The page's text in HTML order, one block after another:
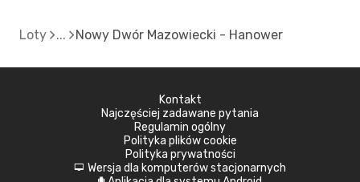
Loty Nowy Dwór Mazowiecki - Hanower
Kontakt
Najczęściej zadawane pytania
Regulamin ogólny
Polityka plików cookie
Polityka prywatności
d Wersja dla komputerów stacjonarnych